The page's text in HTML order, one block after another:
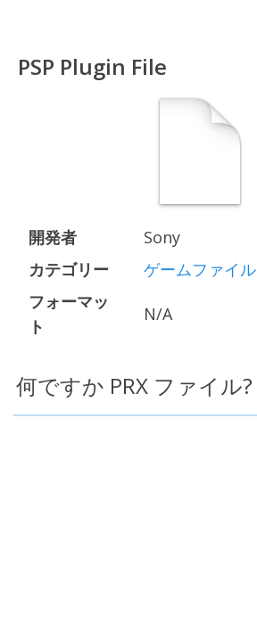
PSP Plugin File
開発者
Sony
カテゴリー
ゲームファイル
フォーマッ
ト
N/A
何ですか PRX ファイル?